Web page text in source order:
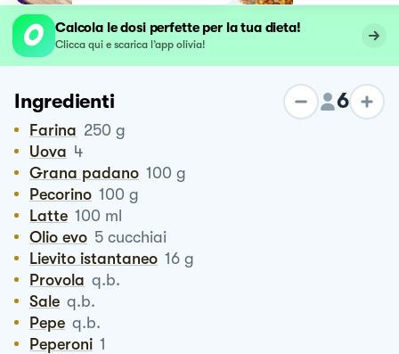
Calcola le dosi perfette per la tua dieta!
Clicca qui e scarica l’app olivia!
Ingredienti 6
Farina 250 g
Uova 4
Grana padano 100 g
Pecorino 100 g
Latte 100 ml
Olio evo 5 cucchiai
Lievito istantaneo 16 g
Provola q.b.
Sale q.b.
Pepe q.b.
Peperoni 1